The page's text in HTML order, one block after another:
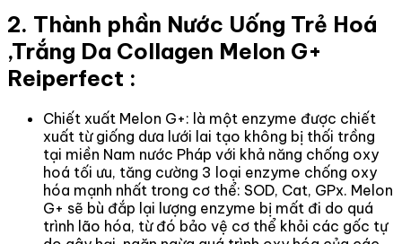
2. Thành phần Nước Uống Trẻ Hoá
,Trắng Da Collagen Melon G+
Reiperfect :
Chiết xuất Melon G+: là một enzyme được chiết
xuất từ giống dưa lưới lai tạo không bị thối trồng
tại miền Nam nước Pháp với khả năng chống oxy
hoá tối ưu, tăng cường 3 loại enzyme chống oxy
hóa mạnh nhất trong cơ thể: SOD, Cat, GPx. Melon
G+ sẽ bù đắp lại lượng enzyme bị mất đi do quá
trình lão hóa, từ đó bảo vệ cơ thể khỏi các gốc tự